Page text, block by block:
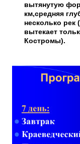
вытянутую
км,средняя
несколько рек
вытекает
Костромы).